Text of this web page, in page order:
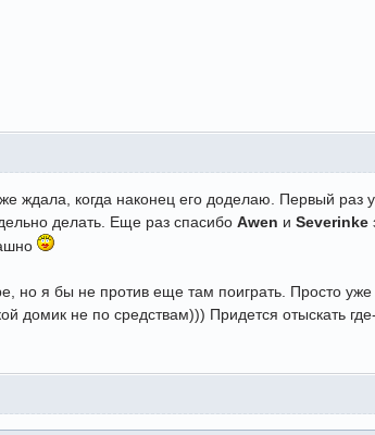
ждала, когда наконец его доделаю. Первый раз
делать. Еще раз спасибо Awen и Severinke
но я бы не против еще там поиграть. Просто уже
домик не по средствам))) Придется отыскать